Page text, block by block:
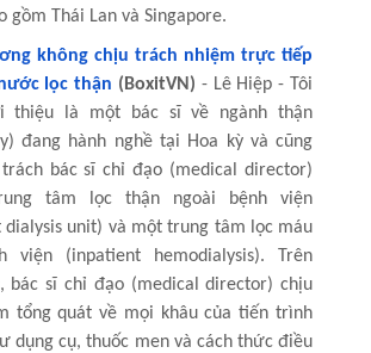
gồm Thái Lan và Singapore.
không chịu trách nhiệm trực tiếp
lọc thận (BoxitVN) - Lê Hiệp - Tôi
thiệu là một bác sĩ về ngành thận
đang hành nghề tại Hoa kỳ và cũng
bác sĩ chỉ đạo (medical director)
tâm lọc thận ngoài bệnh viện
dialysis unit) và một trung tâm lọc máu
viện (inpatient hemodialysis). Trên
bác sĩ chỉ đạo (medical director) chịu
tổng quát về mọi khâu của tiến trình
dụng cụ, thuốc men và cách thức điều